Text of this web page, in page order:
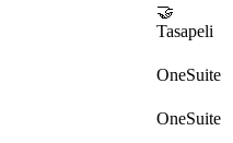
🤝
Tasapeli
OneSuite
OneSuite